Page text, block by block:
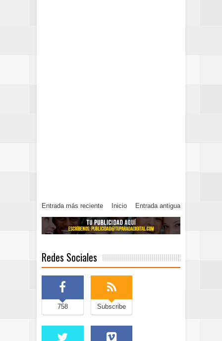
Entrada más reciente Entrada antigua
Inicio
Redes Sociales
758 Subscribe